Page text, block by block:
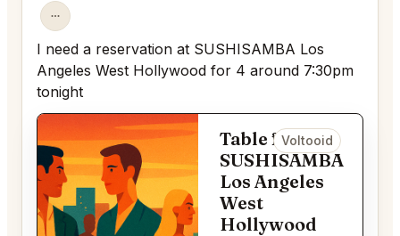
I need a reservation at SUSHISAMBA Los
Angeles West Hollywood for 4 around 7:30pm
tonight
Table for 4 bij
SUSHISAMBA
Los Angeles
West
Hollywood
Voltooid